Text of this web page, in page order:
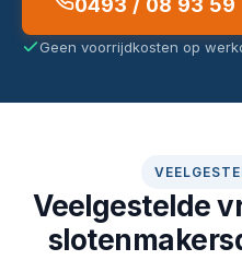
0493 / 08 93 59
Geen voorrijdkosten op
Veelgestelde